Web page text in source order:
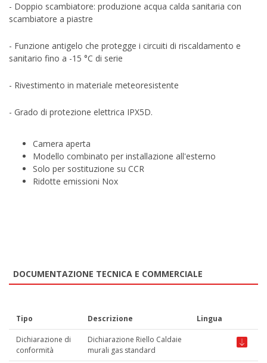
- Doppio scambiatore: produzione acqua calda sanitaria con
scambiatore a piastre
- Funzione antigelo che protegge i circuiti di riscaldamento e
sanitario fino a -15 °C di serie
- Rivestimento in materiale meteoresistente
- Grado di protezione elettrica IPX5D.
Camera aperta
Modello combinato per installazione all'esterno
Solo per sostituzione su CCR
Ridotte emissioni Nox
DOCUMENTAZIONE TECNICA E COMMERCIALE
Tipo Descrizione Lingua
Dichiarazione di
conformità
Dichiarazione Riello Caldaie
murali gas standard